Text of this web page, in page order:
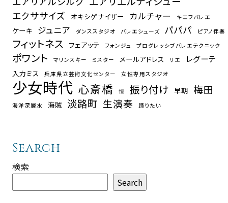
エクササイズ オキシゲナイザー カルチャー キエフバレエ
ケーキ ジュニア ダンススタジオ バレエシューズ パパパ ピアノ伴奏
フィットネス フェアッテ フォンジュ プログレッシブバレエテクニック
ポワント マリンスキー ミスター メールアドレス リエ レグーテ
入力ミス 兵庫県立芸術文化センター 女性専用スタジオ
少女時代 心斎橋 恒 振り付け 早朝 梅田
海洋深層水 海賊 淡路町 生演奏 踊りたい
Search
検索
Search